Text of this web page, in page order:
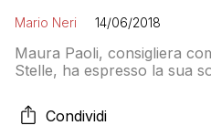
Mario Neri 14/06/2018
Maura Paoli, consigliera
Stelle, ha espresso la sua
licenziata per avere
contro CasaPound, i
Condividi